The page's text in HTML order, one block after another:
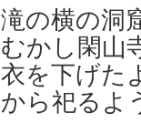
滝の横の洞
むかし閑山
衣を下げた
から祀るよ